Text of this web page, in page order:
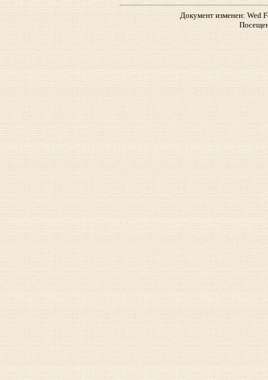
Документ изменен: Wed